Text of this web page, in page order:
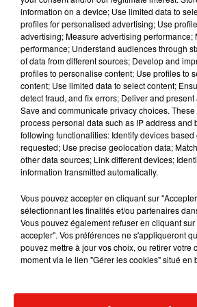
Musique
5 août 2026
Benny Blanco
Becky G sur son
4 août 2026
Tiny Desk invite
live session solaire
information on a device; Use limited data to
profiles for personalised advertising; Use
advertising; Measure advertising performance;
performance; Understand audiences through
of data from different sources; Develop and
profiles to personalise content; Use profiles to
content; Use limited data to select content;
detect fraud, and fix errors; Deliver and
Save and communicate privacy choices.
process personal data such as IP address and
following functionalities: Identify devices
requested; Use precise geolocation data;
other data sources; Link different devices;
information transmitted automatically.
Vous pouvez accepter en cliquant sur
sélectionnant les finalités et/ou partenaires
Vous pouvez également refuser en cliquant
accepter". Vos préférences ne s'appliqueront
pouvez mettre à jour vos choix, ou retirer votre
moment via le lien "Gérer les cookies" situé en